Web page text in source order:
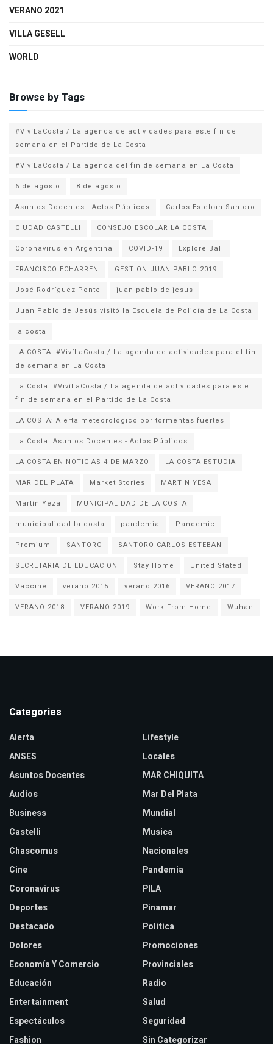
VERANO 2021
VILLA GESELL
WORLD
Browse by Tags
#VivíLaCosta / La agenda de actividades para este fin de
semana en el Partido de La Costa
#VivíLaCosta / La agenda del fin de semana en La Costa
6 de agosto
8 de agosto
Asuntos Docentes - Actos Públicos
Carlos Esteban Santoro
CIUDAD CASTELLI
CONSEJO ESCOLAR LA COSTA
Coronavirus en Argentina
COVID-19
Explore Bali
FRANCISCO ECHARREN
GESTION JUAN PABLO 2019
José Rodríguez Ponte
juan pablo de jesus
la costa
LA COSTA: #VivíLaCosta / La agenda de actividades para el fin
de semana en La Costa
La Costa: #VivíLaCosta / La agenda de actividades para este
fin de semana en el Partido de La Costa
LA COSTA: Alerta meteorológico por tormentas fuertes
La Costa: Asuntos Docentes - Actos Públicos
LA COSTA EN NOTICIAS 4 DE MARZO
LA COSTA ESTUDIA
MAR DEL PLATA
Market Stories
MARTIN YESA
Martín Yeza
MUNICIPALIDAD DE LA COSTA
municipalidad la costa
pandemia
Pandemic
Premium
SANTORO
SANTORO CARLOS ESTEBAN
SECRETARIA DE EDUCACION
Stay Home
United Stated
Vaccine
verano 2015 verano 2016
VERANO 2017
VERANO 2018
VERANO 2019 Work From Home Wuhan
Categories
Alerta
ANSES
Asuntos Docentes
Audios
Business
Castelli
Chascomus
Cine
Coronavirus
Deportes
Destacado
Dolores
Economía Y Comercio
Educación
Entertainment
Espectáculos
Fashion
Lifestyle
Locales
MAR CHIQUITA
Mar Del Plata
Mundial
Musica
Nacionales
Pandemia
PILA
Pinamar
Politica
Promociones
Provinciales
Radio
Salud
Seguridad
Sin Categorizar